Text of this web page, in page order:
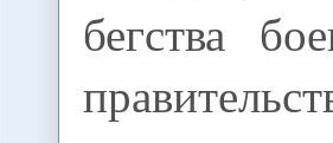
бегства